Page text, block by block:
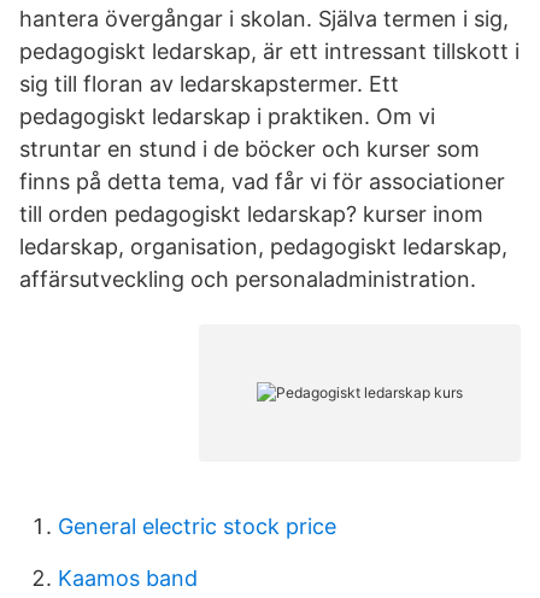
hantera övergångar i skolan. Själva termen i sig,
pedagogiskt ledarskap, är ett intressant tillskott i
sig till floran av ledarskapstermer. Ett
pedagogiskt ledarskap i praktiken. Om vi
struntar en stund i de böcker och kurser som
finns på detta tema, vad får vi för associationer
till orden pedagogiskt ledarskap? kurser inom
ledarskap, organisation, pedagogiskt ledarskap,
affärsutveckling och personaladministration.
General electric stock price
Kaamos band